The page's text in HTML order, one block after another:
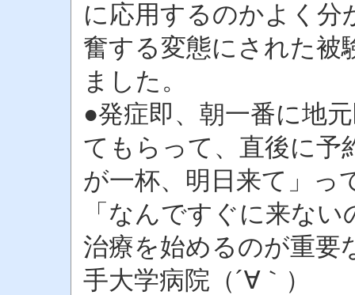
に応用するのかよく分
奮する変態にされた被
ました。
●発症即、朝一番に地
てもらって、直後に予
が一杯、明日来て」っ
「なんですぐに来な
治療を始めるのが重要
手大学病院（´∀｀）